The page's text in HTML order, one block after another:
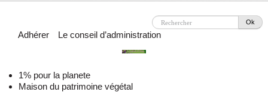
Ok
Adhérer Le conseil d’administration
1% pour la planete
Maison du patrimoine végétal